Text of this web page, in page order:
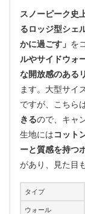
スノーピーク史
るロッジ型シェ
かに過ごす」 を
ルやサイドウォ
な開放感のある
ます。大型サイ
ですが、こちら
きるので、キャ
生地には コット
ーと質感を持つ
があり、見た目
タイプ
ウォール